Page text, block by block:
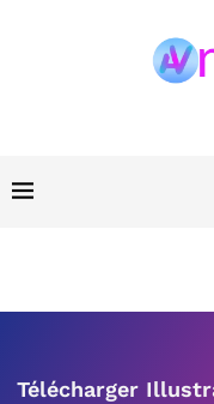
Télécharger